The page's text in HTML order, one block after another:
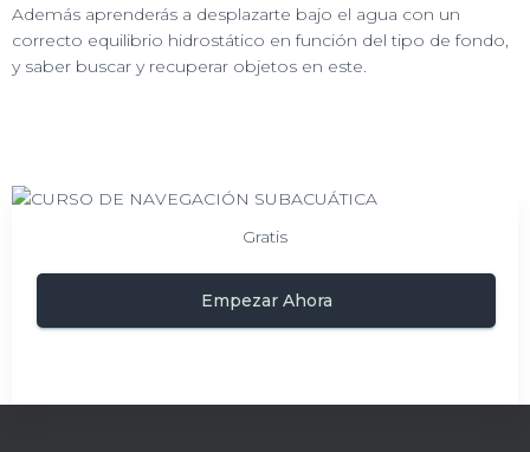
Además aprenderás a desplazarte bajo el agua con un
correcto equilibrio hidrostático en función del tipo de fondo,
y saber buscar y recuperar objetos en este.
Gratis
Empezar Ahora